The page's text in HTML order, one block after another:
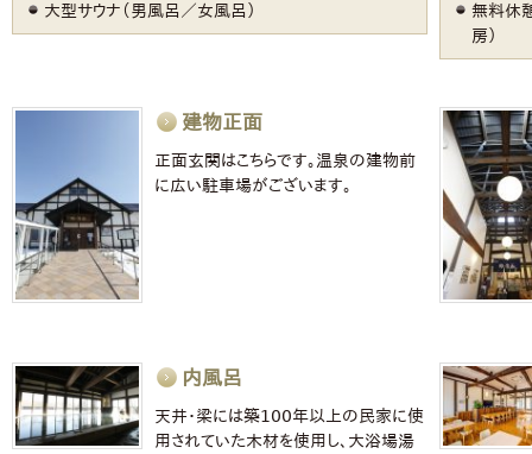
大型サウナ（男風呂／女風呂）
無料休
房）
建物正面
正面玄関はこちらです。温泉の建物前
に広い駐車場がございます。
内風呂
天井・梁には築100年以上の民家に使
用されていた木材を使用し、大浴場湯